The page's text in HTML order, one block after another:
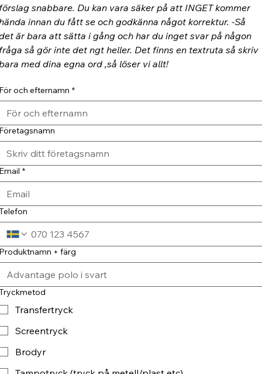
snabbare. Du kan vara säker på att INGET kommer
innan du fått se och godkänna något korrektur. -Så
är bara att sätta i gång och har du inget svar på någon
så gör inte det ngt heller. Det finns en textruta så skriv
med dina egna ord ,så löser vi allt!
och efternamn *
*
+ färg
Transfertryck
Screentryck
Brodyr